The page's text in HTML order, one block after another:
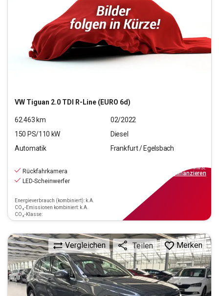
VW Tiguan 2.0 TDI R-Line (EURO 6d)
62.463 km
02/2022
150 PS/110 kW
Diesel
Automatik
Frankfurt / Egelsbach
Rückfahrkamera
LED-Scheinwerfer
Energieverbrauch (kombiniert): k.A.
CO₂-Emissionen kombiniert: k.A.
CO₂-Klasse:
inkl.MwSt.
finanzieren
Vergleichen Teilen Merken